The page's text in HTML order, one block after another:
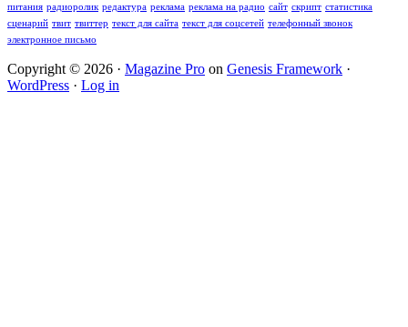
питания радиоролик редактура реклама реклама на радио сайт скрипт статистика
сценарий твит твиттер текст для сайта текст для соцсетей телефонный звонок
электронное письмо
Copyright © 2026 · Magazine Pro on Genesis Framework ·
WordPress · Log in